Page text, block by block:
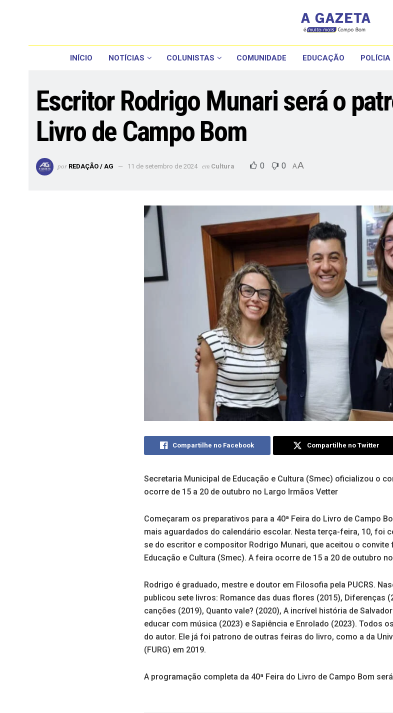
INÍCIO NOTÍCIAS COLUNISTAS COMUNIDADE EDUCAÇÃO POLÍCIA
Escritor Rodrigo Munari será o
Livro de Campo Bom
por REDAÇÃO / AG 11 de setembro de 2024 em Cultura 0 0 AA
Compartilhe no Facebook Compartilhe no Twitter
Secretaria Municipal de Educação e Cultura (Smec) oficializou o
ocorre de 15 a 20 de outubro no Largo Irmãos Vetter
Começaram os preparativos para a 40ª Feira do Livro de Campo
mais aguardados do calendário escolar. Nesta terça-feira, 10, foi
se do escritor e compositor Rodrigo Munari, que aceitou o convite
Educação e Cultura (Smec). A feira ocorre de 15 a 20 de outubro
Rodrigo é graduado, mestre e doutor em Filosofia pela PUCRS.
publicou sete livros: Romance das duas flores (2015), Diferenças
canções (2019), Quanto vale? (2020), A incrível história de
educar com música (2023) e Sapiência e Enrolado (2023). Todos
do autor. Ele já foi patrono de outras feiras do livro, como a da
(FURG) em 2019.
A programação completa da 40ª Feira do Livro de Campo Bom